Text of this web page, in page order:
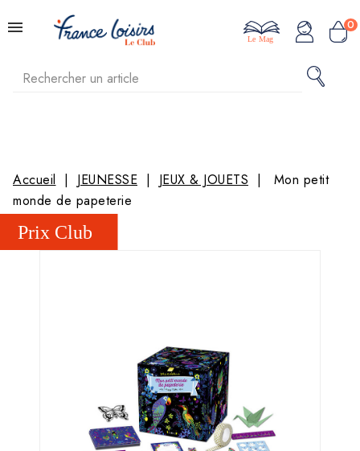
0
Le Mag
Accueil JEUNESSE JEUX & JOUETS
Mon petit
monde de papeterie